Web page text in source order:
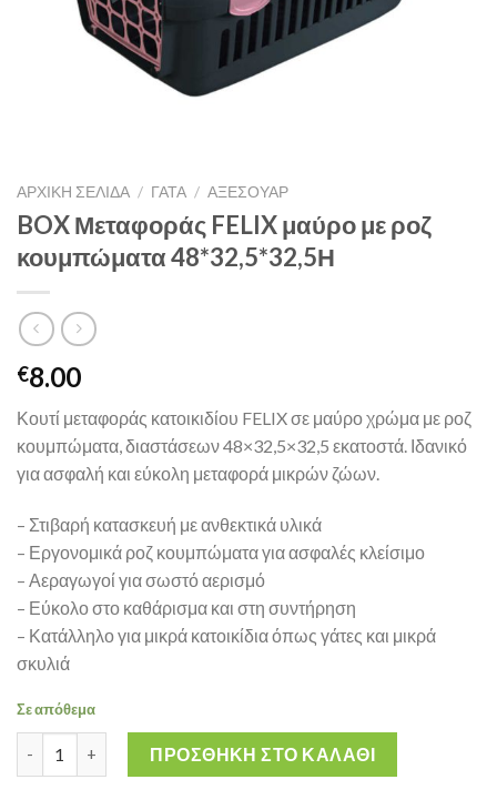
ΑΡΧΙΚΉ ΣΕΛΊΔΑ / ΓΑΤΑ / ΑΞΕΣΟΥΑΡ
BOX Μεταφοράς FELIX μαύρο με ροζ
κουμπώματα 48*32,5*32,5Η
€8.00
Κουτί μεταφοράς κατοικιδίου FELIX σε μαύρο χρώμα με ροζ
κουμπώματα, διαστάσεων 48×32,5×32,5 εκατοστά. Ιδανικό
για ασφαλή και εύκολη μεταφορά μικρών ζώων.
– Στιβαρή κατασκευή με ανθεκτικά υλικά
– Εργονομικά ροζ κουμπώματα για ασφαλές κλείσιμο
– Αεραγωγοί για σωστό αερισμό
– Εύκολο στο καθάρισμα και στη συντήρηση
– Κατάλληλο για μικρά κατοικίδια όπως γάτες και μικρά
σκυλιά
Σε απόθεμα
BOX Μεταφοράς FELIX μαύρο με ροζ κουμπώματα
ΠΡΟΣΘΉΚΗ ΣΤΟ ΚΑΛΆΘΙ